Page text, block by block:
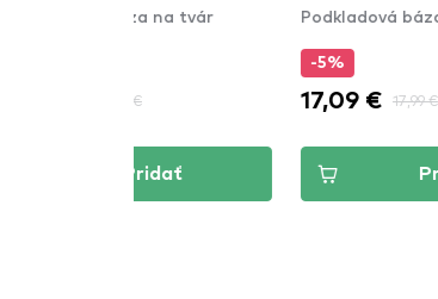
Podkladová báza na tvár
Pridať